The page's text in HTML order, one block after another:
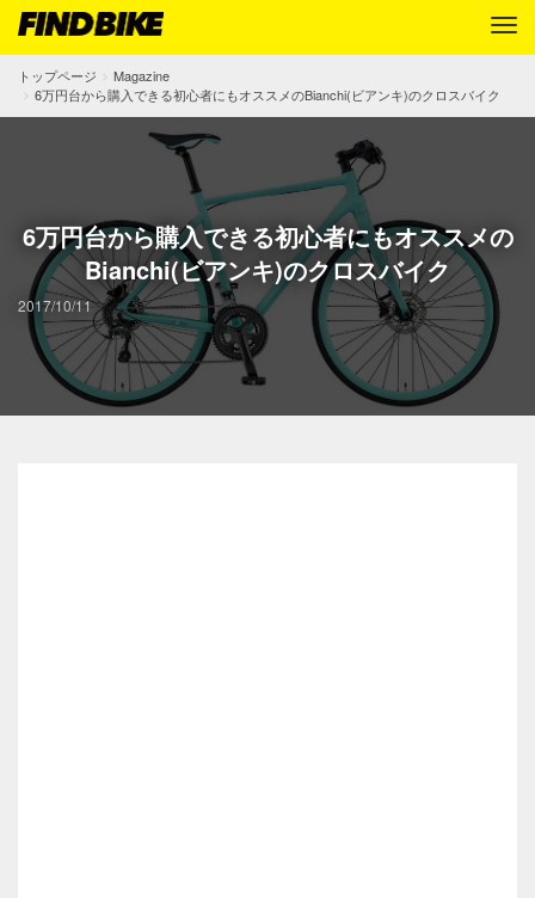
トップページ
Magazine
6万円台から購入できる初心者にもオススメのBianchi(ビアンキ)のクロスバイク
6万円台から購入できる初心者にもオススメの
Bianchi(ビアンキ)のクロスバイク
2017/10/11